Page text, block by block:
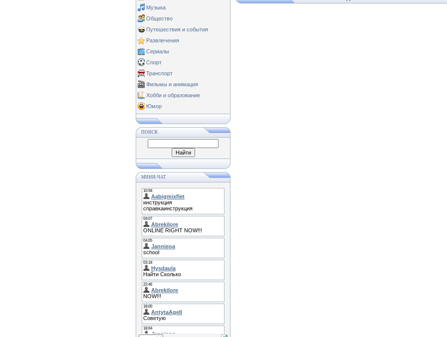
Музыка
Общество
Путешествия и события
Развлечения
Сериалы
Спорт
Транспорт
Фильмы и анимация
Хобби и образование
Юмор
ПОИСК
МИНИ-ЧАТ